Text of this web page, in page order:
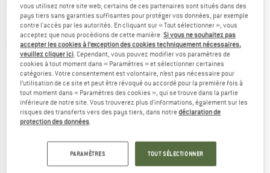
ORTOVOX
Women's Alpine Quarter Socks
Chaussettes en laine mérinos
23,95 €20,36 €
ORTOVOX
Women's Alpine Light Comp Mid
Chaussettes de randonnée
vous utilisez notre site web; certains de ces partenaires sont situés dans des
pays tiers sans garanties suffisantes pour protéger vos données, par exemple
contre l'accès par les autorités. En cliquant sur « Tout sélectionner », vous
acceptez que nous procédions de cette manière.Si vous ne souhaitez pas
accepter les cookies à l’exception des cookies techniquement nécessaires,
veuillez cliquer ici. Cependant, vous pouvez modifier vos paramètres de
cookies à tout moment dans « Paramètres » et sélectionner certaines
catégories. Votre consentement est volontaire, n’est pas nécessaire pour
l’utilisation de ce site et peut être révoqué ou accordé pour la première fois à
tout moment dans « Paramètres des cookies », qui se trouve dans la partie
inférieure de notre site. Vous trouverez plus d'informations, également sur les
risques des transferts vers des pays tiers, dans notredéclaration de
protection des données.
PARAMÈTRES TOUT SÉLECTIONNER